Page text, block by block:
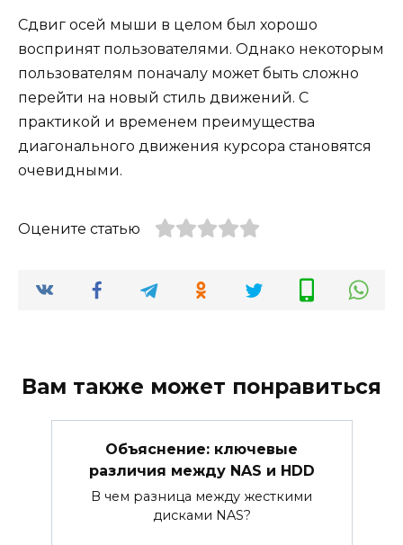
Сдвиг осей мыши в целом был хорошо
воспринят пользователями. Однако некоторым
пользователям поначалу может быть сложно
перейти на новый стиль движений. С
практикой и временем преимущества
диагонального движения курсора становятся
очевидными.
Оцените статью
Вам также может понравиться
Объяснение: ключевые
различия между NAS и HDD
В чем разница между жесткими
дисками NAS?